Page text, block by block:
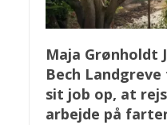
Maja Grønholdt
Bech
sit job op, at
arbejde på